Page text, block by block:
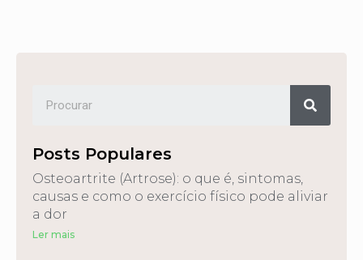
Posts Populares
Osteoartrite (Artrose): o que é, sintomas,
causas e como o exercício físico pode aliviar
a dor
Ler mais